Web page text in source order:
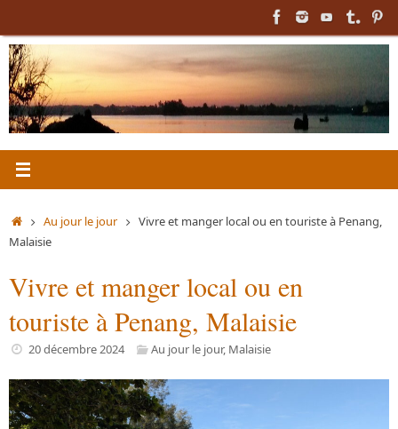
au
contenu
AccueilAu jour le jour
Vivre et manger local ou en touriste à Penang,
Malaisie
Vivre et manger local ou en
touriste à Penang, Malaisie
20 décembre 2024 Au jour le jour, Malaisie